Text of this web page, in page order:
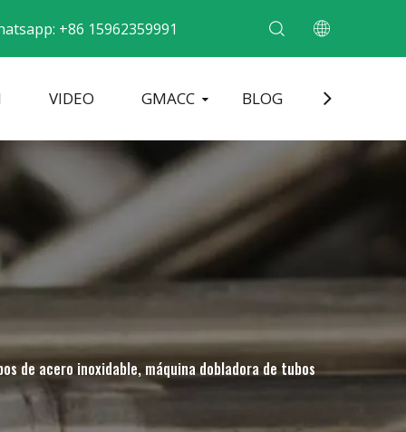
+86 15962359991
VIDEO GMACC BLOG
de acero inoxidable, máquina dobladora de tubos